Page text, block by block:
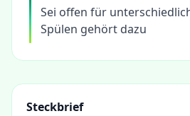
Sei offen für
Spülen gehört dazu
Steckbrief